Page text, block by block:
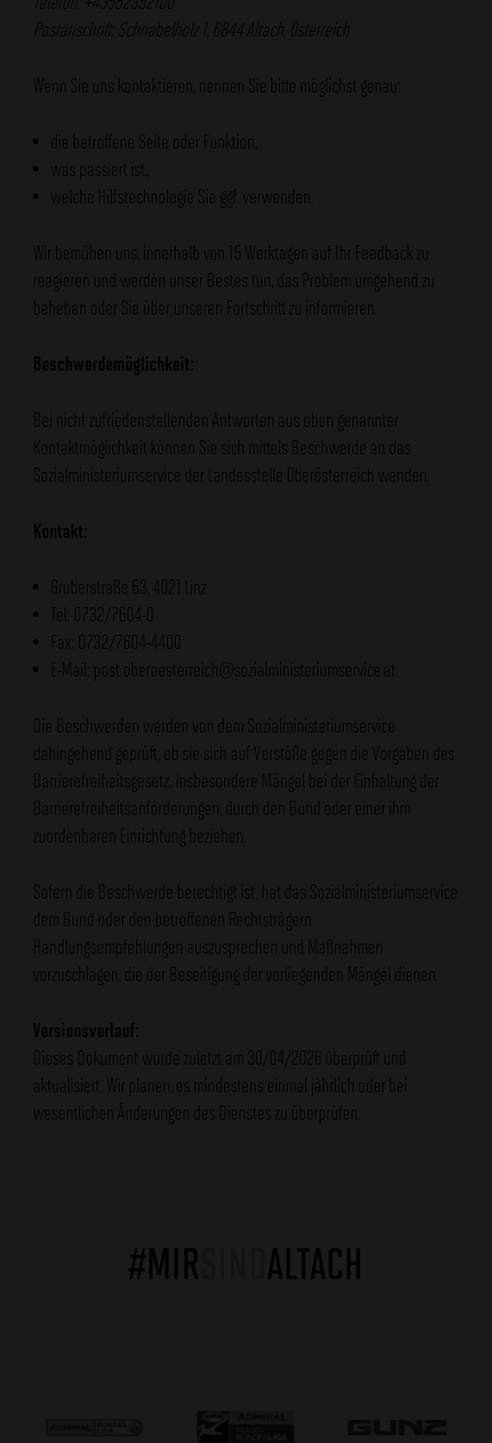
Postanschrift: Schnabelholz 1, 6844 Altach, Österreich
Wenn Sie uns kontaktieren, nennen Sie bitte möglichst genau:
die betroffene Seite oder Funktion,
was passiert ist,
welche Hilfstechnologie Sie ggf. verwenden.
Wir bemühen uns, innerhalb von 15 Werktagen auf Ihr Feedback zu
reagieren und werden unser Bestes tun, das Problem umgehend zu
beheben oder Sie über unseren Fortschritt zu informieren.
Beschwerdemöglichkeit:
Bei nicht zufriedenstellenden Antworten aus oben genannter
Kontaktmöglichkeit können Sie sich mittels Beschwerde an das
Sozialministeriumservice der Landesstelle Oberösterreich wenden.
Kontakt:
Gruberstraße 63, 4021 Linz
Tel: 0732/7604-0
Fax: 0732/7604-4400
E-Mail: post.oberoesterreich@sozialministeriumservice.at
Die Beschwerden werden von dem Sozialministeriumservice
dahingehend geprüft, ob sie sich auf Verstöße gegen die Vorgaben des
Barrierefreiheitsgesetz, insbesondere Mängel bei der Einhaltung der
Barrierefreiheitsanforderungen, durch den Bund oder einer ihm
zuordenbaren Einrichtung beziehen.
Sofern die Beschwerde berechtigt ist, hat das Sozialministeriumservice
dem Bund oder den betroffenen Rechtsträgern
Handlungsempfehlungen auszusprechen und Maßnahmen
vorzuschlagen, die der Beseitigung der vorliegenden Mängel dienen.
Versionsverlauf:
Dieses Dokument wurde zuletzt am 30/04/2026 überprüft und
aktualisiert. Wir planen, es mindestens einmal jährlich oder bei
wesentlichen Änderungen des Dienstes zu überprüfen.
#MIR ALTACH